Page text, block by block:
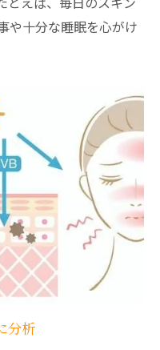
リスクの違い
のケア習慣
外な関係
ミ原因の関連性
ンスの深い関係
低下で増えるシミ
るシミの特徴
ルモン関連のシミ対
理由と対策
るメカニズムを解
や十分な睡眠を心がけ
分析